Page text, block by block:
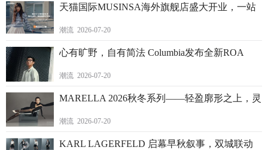
天猫国际MUSINSA海外旗舰店盛大开业，一站
潮流 2026-07-20
心有旷野，自有简法 Columbia发布全新ROA
潮流 2026-07-20
MARELLA 2026秋冬系列——轻盈廓形之上，灵
潮流 2026-07-20
KARL LAGERFELD 启幕早秋叙事，双城联动